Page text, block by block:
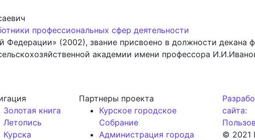
профессиональных сфер деятельности
(2002), звание присвоено в должности декана
академии имени профессора
Золотая книга
Летопись
Курска
Партнеры проекта
Курское городское
Собрание
Администрация города
сайта:
© 2021